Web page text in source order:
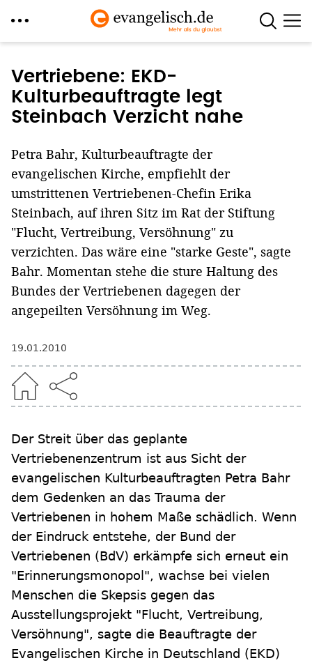
zum
Inhalt
Vertriebene: EKD-
Kulturbeauftragte legt
Steinbach Verzicht nahe
Petra Bahr, Kulturbeauftragte der
evangelischen Kirche, empfiehlt der
umstrittenen Vertriebenen-Chefin Erika
Steinbach, auf ihren Sitz im Rat der Stiftung
"Flucht, Vertreibung, Versöhnung" zu
verzichten. Das wäre eine "starke Geste", sagte
Bahr. Momentan stehe die sture Haltung des
Bundes der Vertriebenen dagegen der
angepeilten Versöhnung im Weg.
19.01.2010
Der Streit über das geplante
Vertriebenenzentrum ist aus Sicht der
evangelischen Kulturbeauftragten Petra Bahr
dem Gedenken an das Trauma der
Vertriebenen in hohem Maße schädlich. Wenn
der Eindruck entstehe, der Bund der
Vertriebenen (BdV) erkämpfe sich erneut ein
"Erinnerungsmonopol", wachse bei vielen
Menschen die Skepsis gegen das
Ausstellungsprojekt "Flucht, Vertreibung,
Versöhnung", sagte die Beauftragte der
Evangelischen Kirche in Deutschland (EKD)